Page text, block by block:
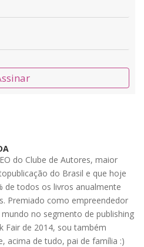
do Clube de Autores, maior
do Brasil e que hoje
de todos os livros anualmente
Premiado como empreendedor
no segmento de publishing
Fair de 2014, sou também
acima de tudo, pai de família :)